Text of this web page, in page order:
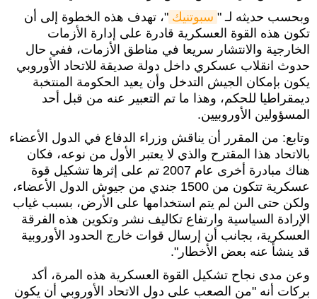
وبحسب حديثه لـ " سبوتنيك "، تهدف هذه الخطوة إلى أن
تكون هذه القوة العسكرية قادرة على إدارة الأزمات
الخارجية والانتشار سريعا في مناطق الأزمات، ففي حال
حدوث انقلاب عسكري داخل دولة صديقة للاتحاد الأوروبي
يكون بإمكان الجيش التدخل وأن يعيد الحكومة المنتخبة
ديمقراطيا للحكم، وهذا ما تم التعبير عنه من قبل أحد
المسؤولين الأوروبيين.
وتابع: من المقرر أن يناقش وزراء الدفاع في الدول الأعضاء
بالاتحاد هذا المقترح والذي لا يعتبر الأول من نوعه، فكان
هناك مبادرة أخرى عام 2007 تم على إثرها تشكيل قوة
عسكرية تتكون من 1500 جندي من جيوش الدول الأعضاء،
ولكن حتى الىن لم يتم استخدامها على الأرض، بسبب غياب
الإرادة السياسية وارتفاع تكاليف نشر وتكوين هذه الفرقة
العسكرية، بجانب أن إرسال قوات خارج الحدود الأوروبية
قد ينشأ عنه بعض الأخطار".
وعن مدى نجاح تشكيل القوة العسكرية هذه المرة، أكد
بركات أنه "من الصعب على دول الاتحاد الأوروبي أن يكون